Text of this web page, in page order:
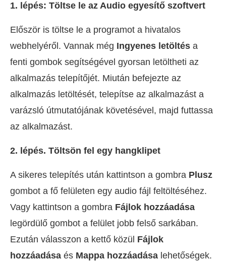
1. lépés: Töltse le az Audio egyesítő szoftvert
Először is töltse le a programot a hivatalos
webhelyéről. Vannak még Ingyenes letöltés a
fenti gombok segítségével gyorsan letöltheti az
alkalmazás telepítőjét. Miután befejezte az
alkalmazás letöltését, telepítse az alkalmazást a
varázsló útmutatójának követésével, majd futtassa
az alkalmazást.
2. lépés. Töltsön fel egy hangklipet
A sikeres telepítés után kattintson a gombra Plusz
gombot a fő felületen egy audio fájl feltöltéséhez.
Vagy kattintson a gombra Fájlok hozzáadása
legördülő gombot a felület jobb felső sarkában.
Ezután válasszon a kettő közül Fájlok
hozzáadása és Mappa hozzáadása lehetőségek.